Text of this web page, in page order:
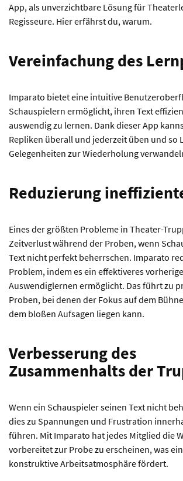
App, als unverzichtbare Lösung für
Regisseure. Hier erfährst du, warum.
Vereinfachung des
Imparato bietet eine intuitive
Schauspielern ermöglicht, ihren Text
auswendig zu lernen. Dank dieser App
Repliken überall und jederzeit üben und so
Gelegenheiten zur Wiederholung
Reduzierung
Eines der größten Probleme in Theater-
Zeitverlust während der Proben, wenn
Text nicht perfekt beherrschen. Imparato
Problem, indem es ein effektiveres
Auswendiglernen ermöglicht. Das führt zu
Proben, bei denen der Fokus auf dem
dem bloßen Aufsagen liegen kann.
Verbesserung des
Zusammenhalts der
Wenn ein Schauspieler seinen Text nicht
dies zu Spannungen und Frustration
führen. Mit Imparato hat jedes Mitglied die
vorbereitet zur Probe zu erscheinen, was
konstruktive Arbeitsatmosphäre fördert.